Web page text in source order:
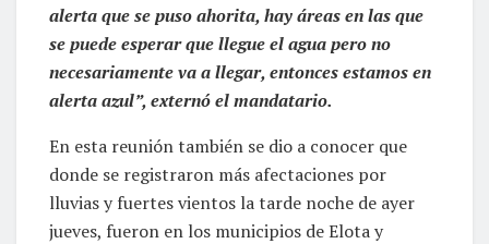
alerta que se puso ahorita, hay áreas en las que
se puede esperar que llegue el agua pero no
necesariamente va a llegar, entonces estamos en
alerta azul”, externó el mandatario.
En esta reunión también se dio a conocer que
donde se registraron más afectaciones por
lluvias y fuertes vientos la tarde noche de ayer
jueves, fueron en los municipios de Elota y